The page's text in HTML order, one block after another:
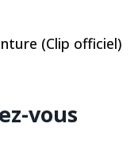
(Clip officiel)
vous